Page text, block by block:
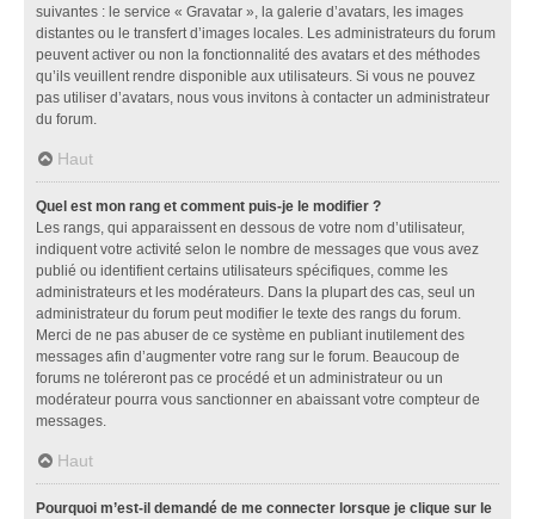
suivantes : le service « Gravatar », la galerie d’avatars, les images
distantes ou le transfert d’images locales. Les administrateurs du forum
peuvent activer ou non la fonctionnalité des avatars et des méthodes
qu’ils veuillent rendre disponible aux utilisateurs. Si vous ne pouvez
pas utiliser d’avatars, nous vous invitons à contacter un administrateur
du forum.
Haut
Quel est mon rang et comment puis-je le modifier ?
Les rangs, qui apparaissent en dessous de votre nom d’utilisateur,
indiquent votre activité selon le nombre de messages que vous avez
publié ou identifient certains utilisateurs spécifiques, comme les
administrateurs et les modérateurs. Dans la plupart des cas, seul un
administrateur du forum peut modifier le texte des rangs du forum.
Merci de ne pas abuser de ce système en publiant inutilement des
messages afin d’augmenter votre rang sur le forum. Beaucoup de
forums ne toléreront pas ce procédé et un administrateur ou un
modérateur pourra vous sanctionner en abaissant votre compteur de
messages.
Haut
Pourquoi m’est-il demandé de me connecter lorsque je clique sur le